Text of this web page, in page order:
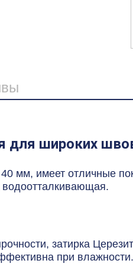
для широких
мм, имеет отличные
затирка
при влажности.